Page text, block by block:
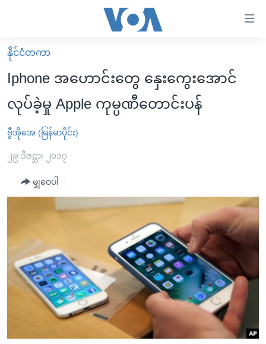
လွယ်ကူ
စေ
သည့်
Link
များ
ပင်မ
ပင်မ
ညွန်း
စာမျက်နှာ
မူလစာမျက်နှာ
မြန်မာ
ကမ္ဘာ့သတင်းများ
နိုင်ငံတကာ
အစ္စရေး-ပါလက်စတိုင်း
ဗွီဒီယို
အင်္ဂလိပ်စာလေ့လာမယ်
အမေရိကန်သုံးအီဒီယံ
ရုပ်ရှင်ထဲက အင်္ဂလိပ်စာ
သုတပဒေသာ အင်္ဂလိပ်စာ
အပတ်စဉ်ကဏ္ဍများ
တီဗွီ
ရေဒီယိုနှင့်ရုပ်သံ အချက်အလက်များ
ရေဒီယို/တီဗွီအစီအစဉ်
Learning English
ဗွီအိုအေ လူမှုကွန်ယက်များ
နိုင်ငံတကာ
Iphone အဟောင်းတွေ နှေးကွေးအောင်
လုပ်ခဲ့မှု Apple ကုမ္ပဏီတောင်းပန်
ဗွီအိုအေ (မြန်မာပိုင်း)
၂၉ ဒီဇင္ဘာ၊ ၂၀၁၇
မျှဝေပါ